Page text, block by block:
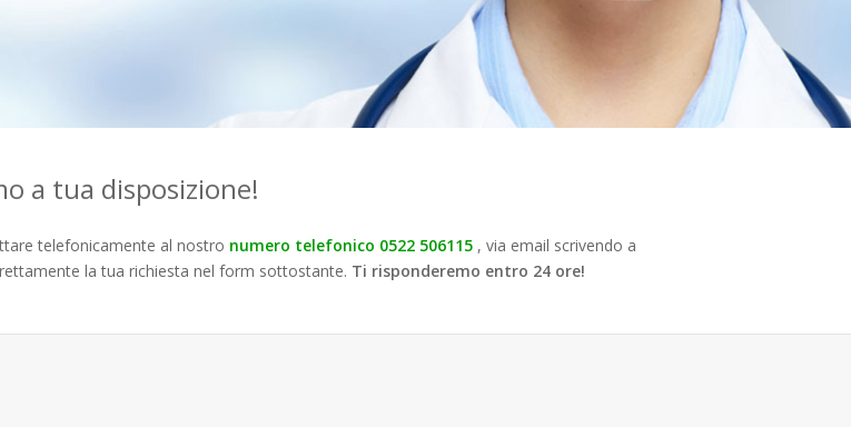
a tua disposizione!
telefonicamente al nostro numero telefonico 0522 506115 , via email scrivendo a
la tua richiesta nel form sottostante. Ti risponderemo entro 24 ore!